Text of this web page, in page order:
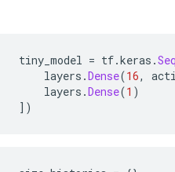
tiny_model = tf.keras .
layers .Dense(16,
layers .Dense(1 )
])